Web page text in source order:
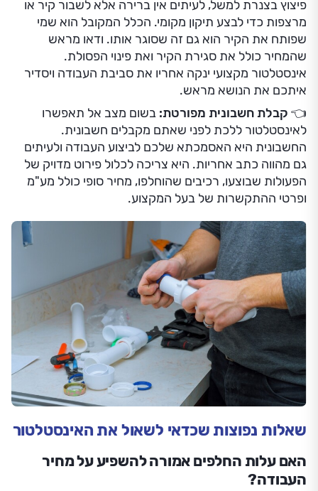
פיצוץ בצנרת למשל, לעיתים אין ברירה אלא לשבור קיר או
מרצפות כדי לבצע תיקון מקומי. הכלל המקובל הוא שמי
שפותח את הקיר הוא גם זה שסוגר אותו. ודאו מראש
שהמחיר כולל את סגירת הקיר ואת פינוי הפסולת.
אינסטלטור מקצועי ינקה אחריו את סביבת העבודה ויסדיר
איתכם את הנושא מראש.
👈 קבלת חשבונית מפורטת: בשום מצב אל תאפשרו
לאינסטלטור ללכת לפני שאתם מקבלים חשבונית.
החשבונית היא האסמכתא שלכם לביצוע העבודה ולעיתים
גם מהווה כתב אחריות. היא צריכה לכלול פירוט מדויק של
הפעולות שבוצעו, רכיבים שהוחלפו, מחיר סופי כולל מע"מ
ופרטי ההתקשרות של בעל המקצוע.
שאלות נפוצות שכדאי לשאול את האינסטלטור
האם עלות החלפים אמורה להשפיע על מחיר
העבודה?